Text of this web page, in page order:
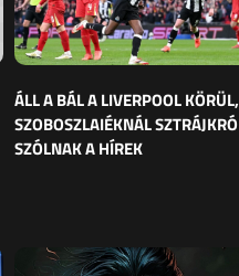
ÁLL A BÁL A LIVERPOOL KÖRÜL,
SZOBOSZLAIÉKNÁL
SZÓLNAK A HÍREK